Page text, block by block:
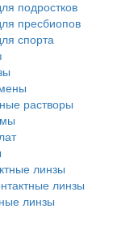
подростков
пресбиопов
спорта
растворы
линзы
линзы
линзы